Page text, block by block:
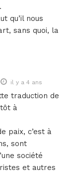
qu’il nous
sans quoi, la
il y a 4 ans
traduction de
à
paix, c’est à
sont
société
et autres